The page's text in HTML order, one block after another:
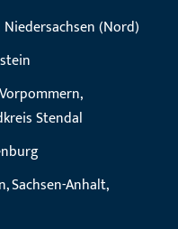
(Nord)
Stendal
Sachsen-Anhalt,